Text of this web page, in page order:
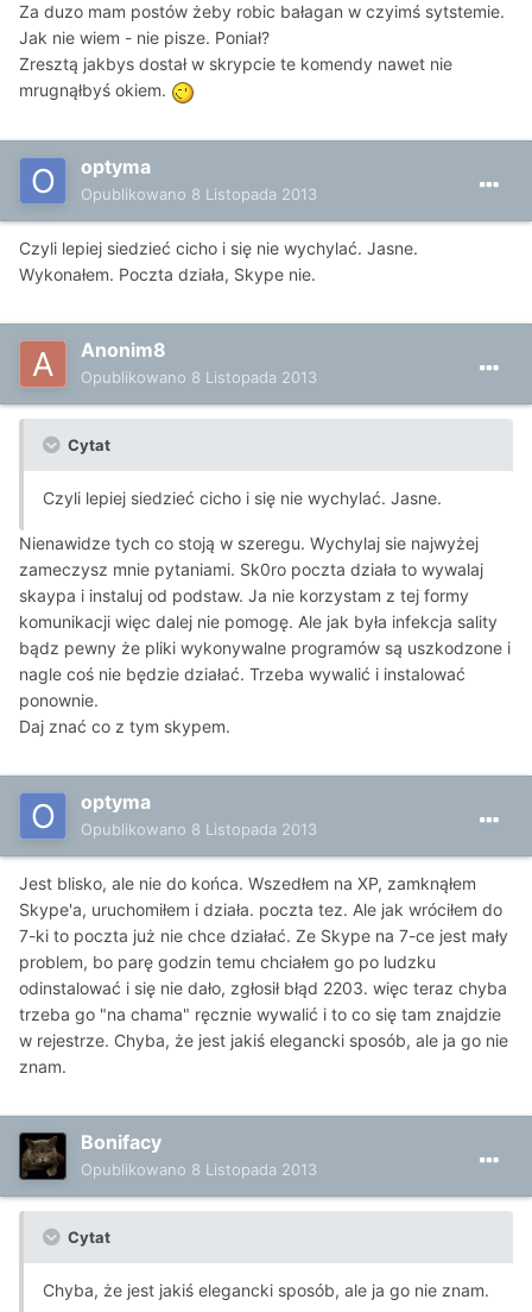
Za duzo mam postów żeby robic bałagan w czyimś sytstemie.
Jak nie wiem - nie pisze. Poniał?
Zresztą jakbys dostał w skrypcie te komendy nawet nie
mrugnąłbyś okiem.
optyma
Opublikowano 8 Listopada 2013
Czyli lepiej siedzieć cicho i się nie wychylać. Jasne.
Wykonałem. Poczta działa, Skype nie.
Anonim8
Opublikowano 8 Listopada 2013
Cytat
Czyli lepiej siedzieć cicho i się nie wychylać. Jasne.
Nienawidze tych co stoją w szeregu. Wychylaj sie najwyżej
zameczysz mnie pytaniami. Sk0ro poczta działa to wywalaj
skaypa i instaluj od podstaw. Ja nie korzystam z tej formy
komunikacji więc dalej nie pomogę. Ale jak była infekcja sality
bądz pewny że pliki wykonywalne programów są uszkodzone i
nagle coś nie będzie działać. Trzeba wywalić i instalować
ponownie.
Daj znać co z tym skypem.
optyma
Opublikowano 8 Listopada 2013
Jest blisko, ale nie do końca. Wszedłem na XP, zamknąłem
Skype'a, uruchomiłem i działa. poczta tez. Ale jak wróciłem do
7-ki to poczta już nie chce działać. Ze Skype na 7-ce jest mały
problem, bo parę godzin temu chciałem go po ludzku
odinstalować i się nie dało, zgłosił błąd 2203. więc teraz chyba
trzeba go "na chama" ręcznie wywalić i to co się tam znajdzie
w rejestrze. Chyba, że jest jakiś elegancki sposób, ale ja go nie
znam.
Bonifacy
Opublikowano 8 Listopada 2013
Cytat
Chyba, że jest jakiś elegancki sposób, ale ja go nie znam.